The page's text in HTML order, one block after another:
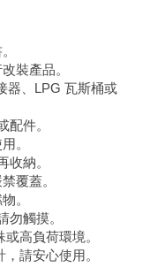
裝產品。
器、LPG 瓦斯桶或
配件。
。
收納。
覆蓋。
。
勿觸摸。
高負荷環境。
請安心使用。